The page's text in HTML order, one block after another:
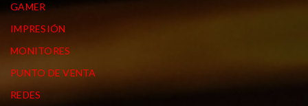
GAMER
IMPRESIÓN
MONITORES
PUNTO DE VENTA
REDES